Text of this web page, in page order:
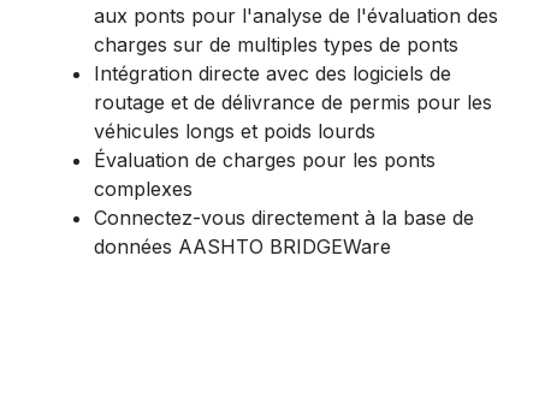
aux ponts pour l'analyse de l'évaluation des
charges sur de multiples types de ponts
Intégration directe avec des logiciels de
routage et de délivrance de permis pour les
véhicules longs et poids lourds
Évaluation de charges pour les ponts
complexes
Connectez-vous directement à la base de
données AASHTO BRIDGEWare